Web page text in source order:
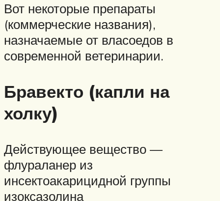
Вот некоторые препараты
(коммерческие названия),
назначаемые от власоедов в
современной ветеринарии.
Бравекто (капли на
холку)
Действующее вещество —
флураланер из
инсектоакарицидной группы
изоксазолина